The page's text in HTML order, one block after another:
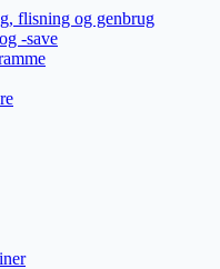
flisning og genbrug
-save